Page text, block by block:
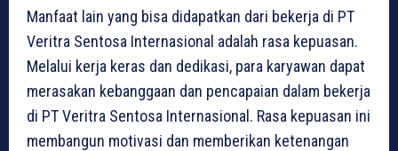
Manfaat lain yang bisa didapatkan dari bekerja di PT
Veritra Sentosa Internasional adalah rasa kepuasan.
Melalui kerja keras dan dedikasi, para karyawan dapat
merasakan kebanggaan dan pencapaian dalam bekerja
di PT Veritra Sentosa Internasional. Rasa kepuasan ini
membangun motivasi dan memberikan ketenangan